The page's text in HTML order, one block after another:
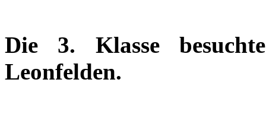
Die 3. Klasse
Leonfelden.